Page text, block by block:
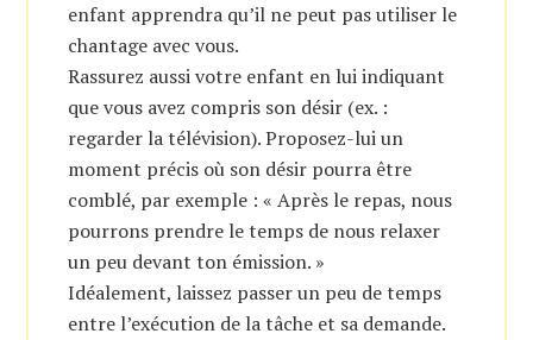
enfant apprendra qu’il ne peut pas utiliser le
chantage avec vous.
Rassurez aussi votre enfant en lui indiquant
que vous avez compris son désir (ex. :
regarder la télévision). Proposez-lui un
moment précis où son désir pourra être
comblé, par exemple : « Après le repas, nous
pourrons prendre le temps de nous relaxer
un peu devant ton émission. »
Idéalement, laissez passer un peu de temps
entre l’exécution de la tâche et sa demande.